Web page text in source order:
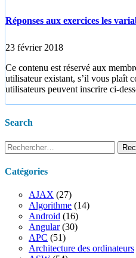
Réponses aux exercices les
23 février 2018
Ce contenu est réservé aux
utilisateur existant, s’il vous plaît
utilisateurs peuvent inscrire ci-
Search
Rechercher :
Catégories
AJAX (27)
Algorithme (14)
Android (16)
Angular(30)
APC (51)
Architecture des ordinateurs